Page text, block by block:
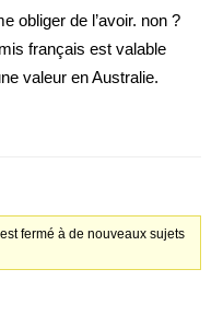
obliger de l’avoir. non ?
français est valable
valeur en Australie.
fermé à de nouveaux sujets